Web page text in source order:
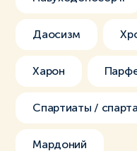
Даосизм
Харон
Спартиаты /
Мардоний